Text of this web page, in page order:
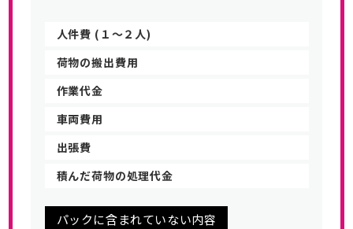
人件費 (１〜２人)
荷物の搬出費用
作業代金
車両費用
出張費
積んだ荷物の処理代金
パックに含まれていない内容